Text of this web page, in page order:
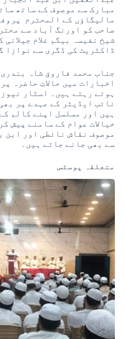
مبارک سے موصوف کے ساتھ
مالیگاؤں کے المحترم
صاحب کو اورنگ آباد سے
شیخ نفیسہ بیگم غلام
ڈاکٹریٹ کی ڈگری سے نوازا
جناب محمد فاروق شاہ
اخبارات میں حالاتِ حاضرہ
ہوتے رہتے ہیں۔ اسٹار
نائب ایڈیٹر کے عہدے پر
ہیں اور مسلسل اپنے کالم
خیالات عوام کے سامنے پیش
موصوف نقاش نائطی اور ابن
سے بھی جانے جاتے ہیں۔
متعلقہ پوسٹس